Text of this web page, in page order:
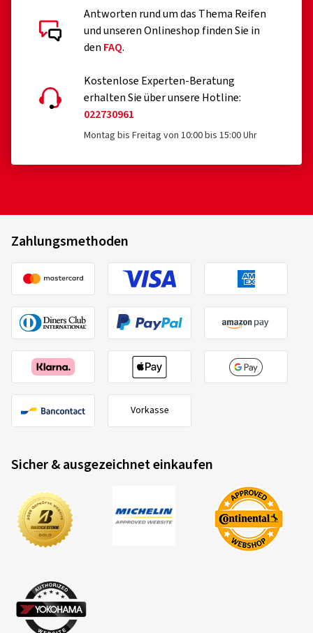
Antworten rund um das Thema Reifen
und unseren Onlineshop finden Sie in
den FAQ.
Kostenlose Experten-Beratung
erhalten Sie über unsere Hotline:
022730961
Montag bis Freitag von 10:00 bis 15:00 Uhr
Zahlungsmethoden
Vorkasse
Sicher & ausgezeichnet einkaufen